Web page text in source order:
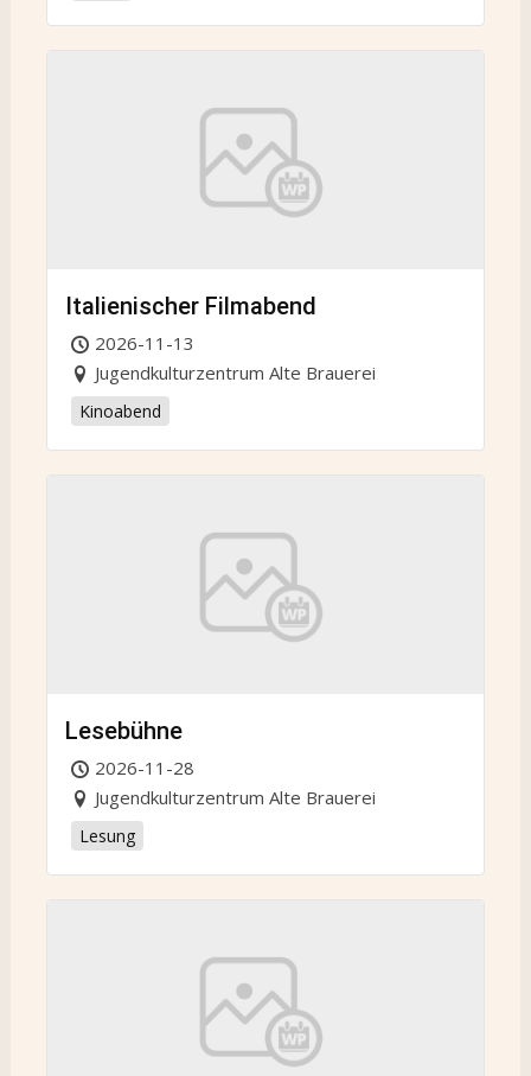
Italienischer Filmabend
2026-11-13
Jugendkulturzentrum Alte Brauerei
Kinoabend
Lesebühne
2026-11-28
Jugendkulturzentrum Alte Brauerei
Lesung